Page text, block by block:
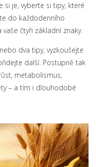
si je, vyberte si tipy, které
do každodenního
čtyři základní znaky.
dva tipy, vyzkoušejte
další. Postupně tak
metabolismus,
– a tím i dlouhodobé